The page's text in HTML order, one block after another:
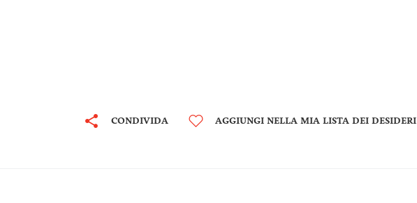
CONDIVIDA AGGIUNGI NELLA MIA LISTA DEI DESIDERI